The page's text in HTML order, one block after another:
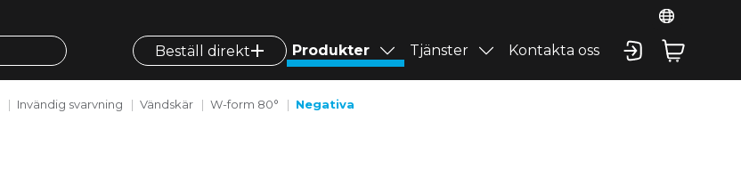
Beställ direkt Produkter Tjänster Kontakta oss
Invändig svarvning Vändskär W-form 80° Negativa